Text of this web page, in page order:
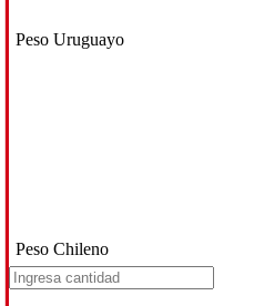
Peso Uruguayo
Peso Chileno